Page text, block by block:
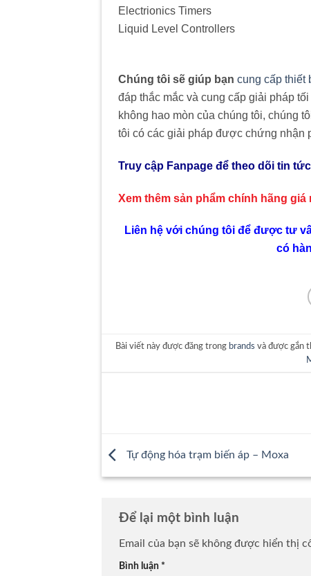
Electrionics Timers
Liquid Level Controllers
Chúng tôi sẽ giúp bạn cung cấp thiết
đáp thắc mắc và cung cấp giải pháp
không hao mòn của chúng tôi, chúng
tôi có các giải pháp được chứng nhận
Truy cập Fanpage để theo dõi tin
Xem thêm sản phẩm chính hãng giá
Liên hệ với chúng tôi để được tư
có
Bài viết này được đăng trong brands và được gắn
Tự động hóa trạm biến áp – Moxa
Để lại một bình luận
Email của bạn sẽ không được hiển thị
Bình luận *